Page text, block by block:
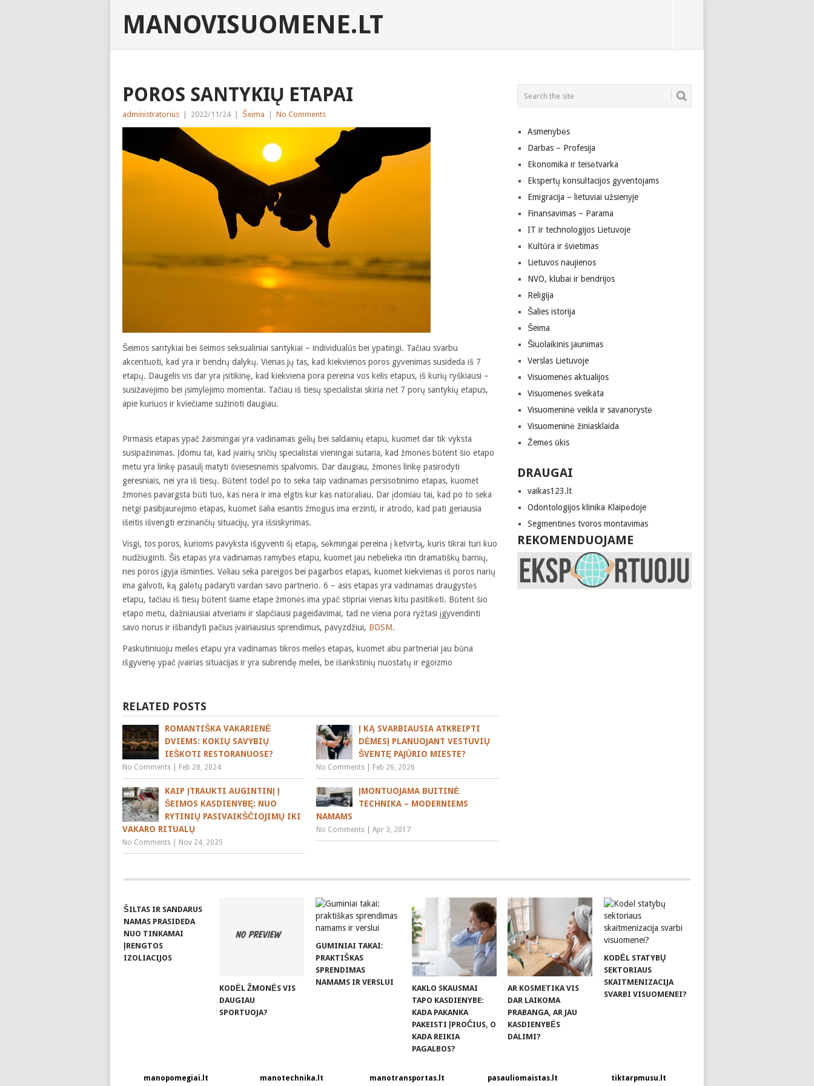
MANOVISUOMENE.LT
POROS SANTYKIŲ ETAPAI
administratorius 2022/11/24 Šeima No Comments
Šeimos santykiai bei šeimos seksualiniai santykiai – individualūs bei ypatingi. Tačiau svarbu
akcentuoti, kad yra ir bendrų dalykų. Vienas jų tas, kad kiekvienos poros gyvenimas susideda iš 7
etapų. Daugelis vis dar yra įsitikinę, kad kiekviena pora pereina vos kelis etapus, iš kurių ryškiausi –
susižavėjimo bei įsimylėjimo momentai. Tačiau iš tiesų specialistai skiria net 7 porų santykių etapus,
apie kuriuos ir kviečiame sužinoti daugiau.
Pirmasis etapas ypač žaismingai yra vadinamas gėlių bei saldainių etapu, kuomet dar tik vyksta
susipažinimas. Įdomu tai, kad įvairių sričių specialistai vieningai sutaria, kad žmonės būtent šio etapo
metu yra linkę pasaulį matyti šviesesnėmis spalvomis. Dar daugiau, žmonės linkę pasirodyti
geresniais, nei yra iš tiesų. Būtent todėl po to seka taip vadinamas persisotinimo etapas, kuomet
žmonės pavargsta būti tuo, kas nėra ir ima elgtis kur kas natūraliau. Dar įdomiau tai, kad po to seka
netgi pasibjaurėjimo etapas, kuomet šalia esantis žmogus ima erzinti, ir atrodo, kad pati geriausia
išeitis išvengti erzinančių situacijų, yra išsiskyrimas.
Visgi, tos poros, kurioms pavyksta išgyventi šį etapą, sėkmingai pereina į ketvirtą, kuris tikrai turi kuo
nudžiuginti. Šis etapas yra vadinamas ramybės etapu, kuomet jau nebelieka itin dramatiškų barnių,
nes poros įgyja išminties. Vėliau seka pareigos bei pagarbos etapas, kuomet kiekvienas iš poros narių
ima galvoti, ką galėtų padaryti vardan savo partnerio. 6 – asis etapas yra vadinamas draugystės
etapu, tačiau iš tiesų būtent šiame etape žmonės ima ypač stipriai vienas kitu pasitikėti. Būtent šio
etapo metu, dažniausiai atveriami ir slapčiausi pageidavimai, tad ne viena pora ryžtasi įgyvendinti
savo norus ir išbandyti pačius įvairiausius sprendimus, pavyzdžiui, BDSM.
Paskutiniuoju meilės etapu yra vadinamas tikros meilės etapas, kuomet abu partneriai jau būna
išgyvenę ypač įvairias situacijas ir yra subrendę meilei, be išankstinių nuostatų ir egoizmo
RELATED POSTS
ROMANTIŠKA VAKARIENĖ
DVIEMS: KOKIŲ SAVYBIŲ
IEŠKOTI RESTORANUOSE?
No Comments Feb 28, 2024
Į KĄ SVARBIAUSIA ATKREIPTI
DĖMESĮ PLANUOJANT VESTUVIŲ
ŠVENTĘ PAJŪRIO MIESTE?
No Comments Feb 26, 2026
KAIP ĮTRAUKTI AUGINTINĮ Į
ŠEIMOS KASDIENYBĘ: NUO
RYTINIŲ PASIVAIKŠČIOJIMŲ IKI
VAKARO RITUALŲ
No Comments Nov 24, 2025
ĮMONTUOJAMA BUITINĖ
TECHNIKA – MODERNIEMS
NAMAMS
No Comments |Apr 3, 2017
Asmenybės
Darbas – Profesija
Ekonomika ir teisėtvarka
Ekspertų konsultacijos gyventojams
Emigracija – lietuviai užsienyje
Finansavimas – Parama
IT ir technologijos Lietuvoje
Kultūra ir švietimas
Lietuvos naujienos
NVO, klubai ir bendrijos
Religija
Šalies istorija
Šeima
Šiuolaikinis jaunimas
Verslas Lietuvoje
Visuomenės aktualijos
Visuomenės sveikata
Visuomeninė veikla ir savanorystė
Visuomeninė žiniasklaida
Žemės ūkis
DRAUGAI
vaikas123.lt
Odontologijos klinika Klaipėdoje
Segmentinės tvoros montavimas
REKOMENDUOJAME
ŠILTAS IR SANDARUS
NAMAS PRASIDEDA
NUO TINKAMAI
ĮRENGTOS
IZOLIACIJOS
KODĖL ŽMONĖS VIS
DAUGIAU
SPORTUOJA?
GUMINIAI TAKAI:
PRAKTIŠKAS
SPRENDIMAS
NAMAMS IR VERSLUI
KAKLO SKAUSMAI
TAPO KASDIENYBE:
KADA PAKANKA
PAKEISTI ĮPROČIUS, O
KADA REIKIA
PAGALBOS?
AR KOSMETIKA VIS
DAR LAIKOMA
PRABANGA, AR JAU
KASDIENYBĖS
DALIMI?
KODĖL STATYBŲ
SEKTORIAUS
SKAITMENIZACIJA
SVARBI VISUOMENEI?
manopomegiai.lt manotechnika.lt manotransportas.lt pasauliomaistas.lt tiktarpmusu.lt